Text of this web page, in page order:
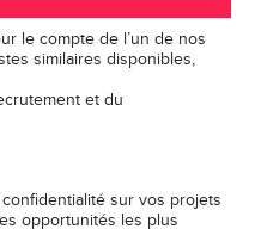
le compte de l’un de nos
similaires disponibles,
et du
sur vos projets
opportunités les plus